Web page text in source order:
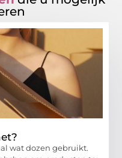
wat dozen gebruikt.